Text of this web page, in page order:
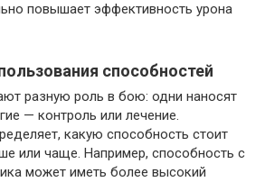
повышает эффективность урона
способностей
разную роль в бою: одни наносят
— контроль или лечение.
какую способность стоит
или чаще. Например, способность с
может иметь более высокий